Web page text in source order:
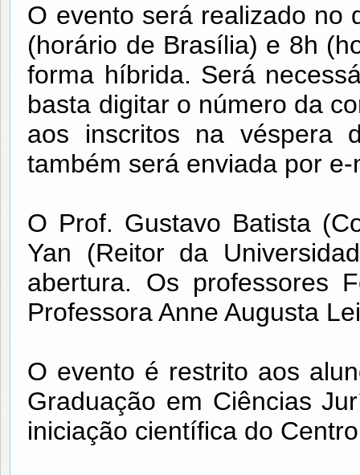
O evento será realizado no
(horário de Brasília) e 8h
forma híbrida. Será
basta digitar o número da
aos inscritos na véspera
também será enviada por
O Prof. Gustavo Batista
Yan (Reitor da
abertura. Os professores
Professora Anne Augusta
O evento é restrito aos
Graduação em Ciências
iniciação científica do